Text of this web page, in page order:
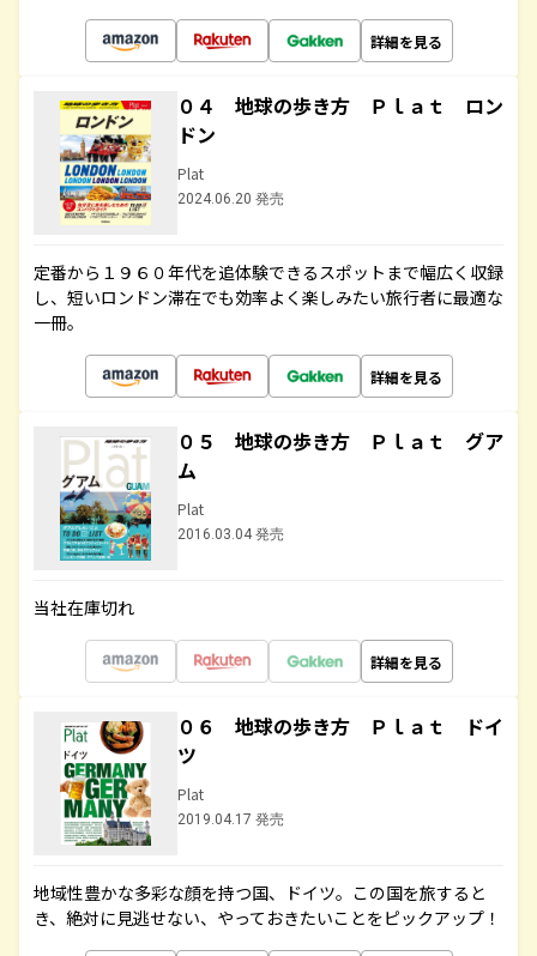
詳細を見る
０４ 地球の歩き方 Ｐｌａｔ ロン
ドン
Plat
2024.06.20 発売
定番から１９６０年代を追体験できるスポットまで幅広く収録
し、短いロンドン滞在でも効率よく楽しみたい旅行者に最適な
一冊。
詳細を見る
０５ 地球の歩き方 Ｐｌａｔ グア
ム
Plat
2016.03.04 発売
当社在庫切れ
詳細を見る
０６ 地球の歩き方 Ｐｌａｔ ドイ
ツ
Plat
2019.04.17 発売
地域性豊かな多彩な顔を持つ国、ドイツ。この国を旅すると
き、絶対に見逃せない、やっておきたいことをピックアップ！